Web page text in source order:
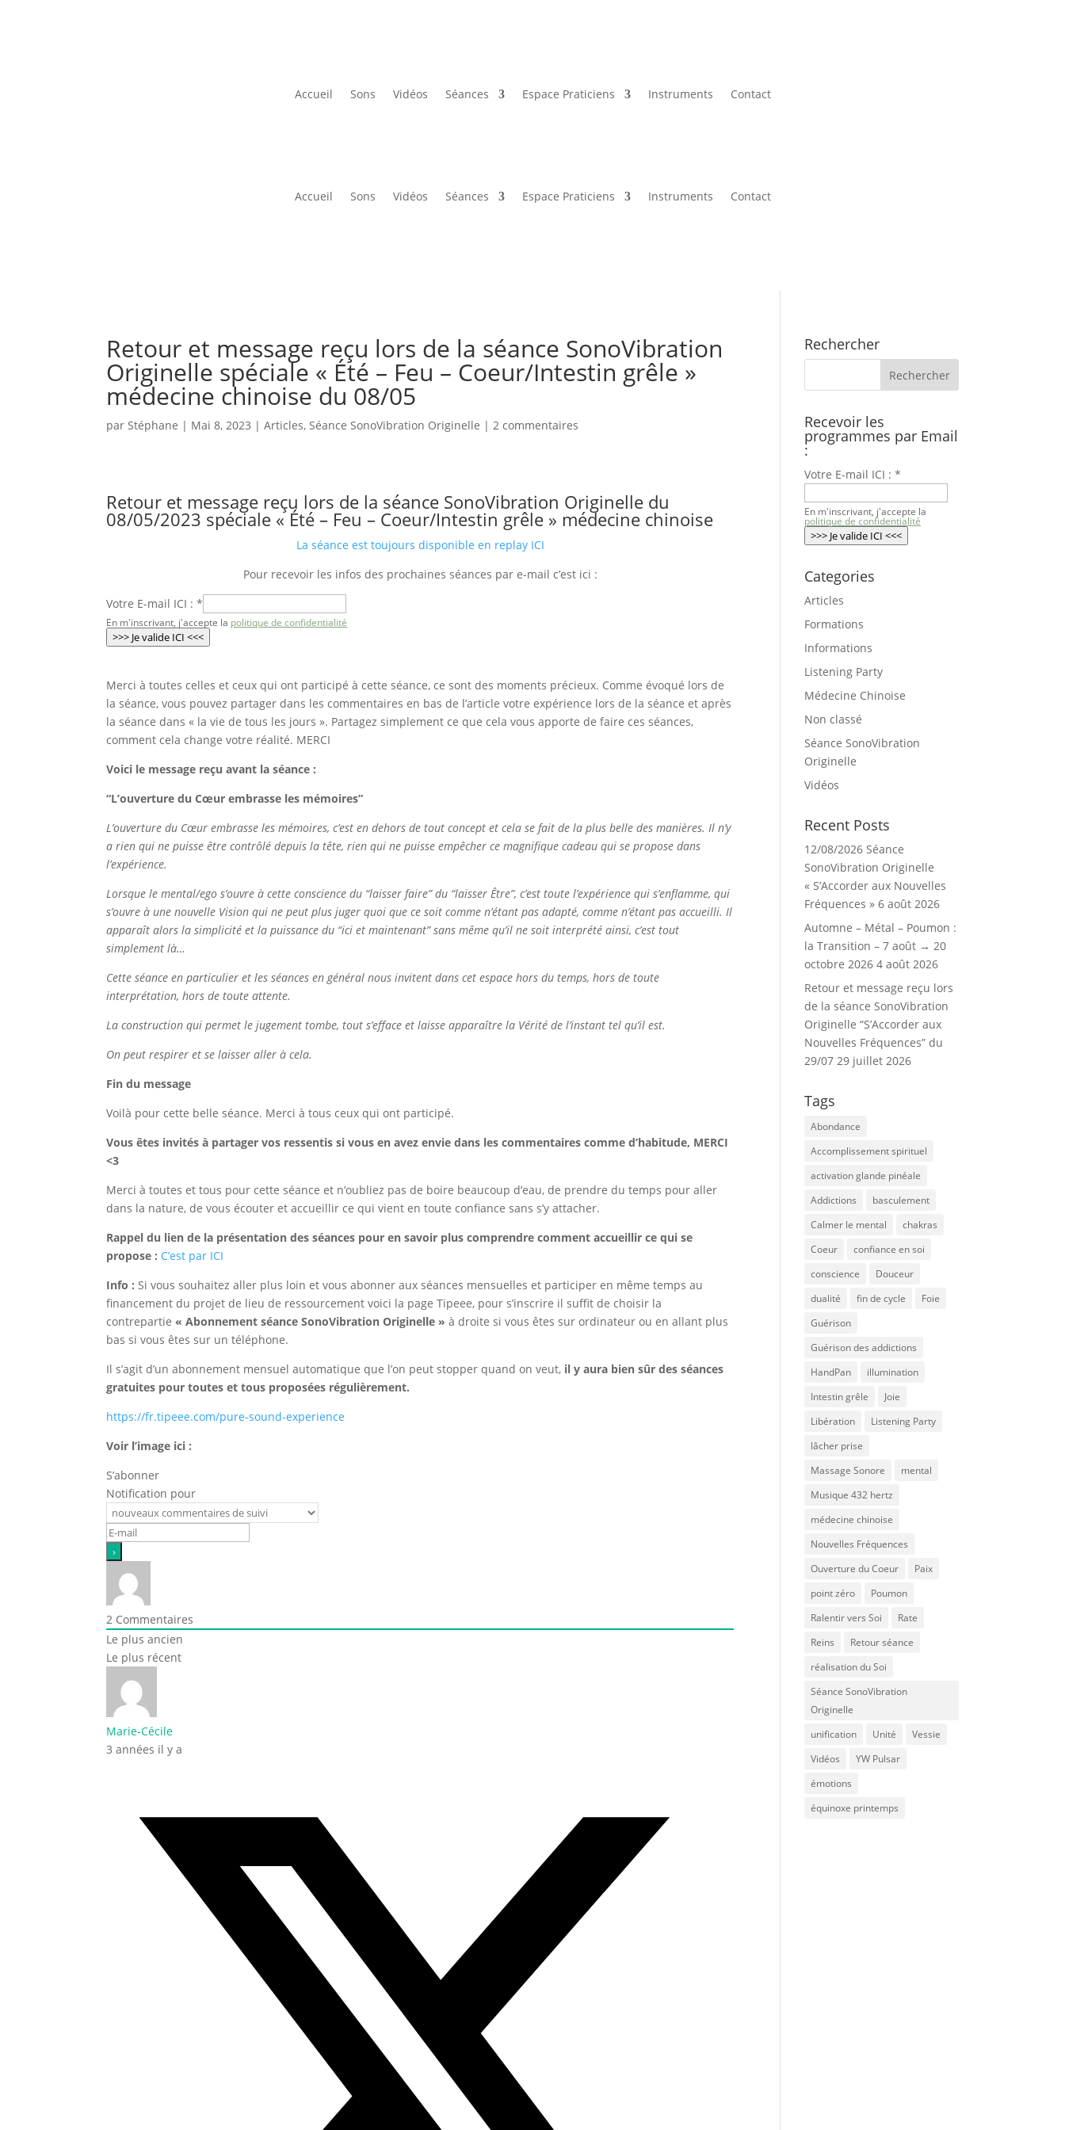
Accueil Sons Vidéos Séances Espace Praticiens Instruments Contact
Accueil Sons Vidéos Séances Espace Praticiens Instruments Contact
Retour et message reçu lors de la séance SonoVibration
Originelle spéciale « Été – Feu – Coeur/Intestin grêle »
médecine chinoise du 08/05
parStéphane | Mai 8, 2023 |Articles,Séance SonoVibration Originelle |2 commentaires
Retour et message reçu lors de la séance SonoVibration Originelle du
08/05/2023 spéciale « Été – Feu – Coeur/Intestin grêle » médecine chinoise
La séance est toujours disponible en replay ICI
Pour recevoir les infos des prochaines séances par e-mail c’est ici :
Votre E-mail ICI :*
En m'inscrivant, j'accepte la politique de confidentialité
>>> Je valide ICI <<<
Merci à toutes celles et ceux qui ont participé à cette séance, ce sont des moments précieux. Comme évoqué lors de
la séance, vous pouvez partager dans les commentaires en bas de l’article votre expérience lors de la séance et après
la séance dans « la vie de tous les jours ». Partagez simplement ce que cela vous apporte de faire ces séances,
comment cela change votre réalité. MERCI
Voici le message reçu avant la séance :
“L’ouverture du Cœur embrasse les mémoires”
L’ouverture du Cœur embrasse les mémoires, c’est en dehors de tout concept et cela se fait de la plus belle des manières. Il n’y
a rien qui ne puisse être contrôlé depuis la tête, rien qui ne puisse empêcher ce magnifique cadeau qui se propose dans
l’expérience.
Lorsque le mental/ego s’ouvre à cette conscience du “laisser faire” du “laisser Être”, c’est toute l’expérience qui s’enflamme, qui
s’ouvre à une nouvelle Vision qui ne peut plus juger quoi que ce soit comme n’étant pas adapté, comme n’étant pas accueilli. Il
apparaît alors la simplicité et la puissance du “ici et maintenant” sans même qu’il ne soit interprété ainsi, c’est tout
simplement là…
Cette séance en particulier et les séances en général nous invitent dans cet espace hors du temps, hors de toute
interprétation, hors de toute attente.
La construction qui permet le jugement tombe, tout s’efface et laisse apparaître la Vérité de l’instant tel qu’il est.
On peut respirer et se laisser aller à cela.
Fin du message
Voilà pour cette belle séance. Merci à tous ceux qui ont participé.
Vous êtes invités à partager vos ressentis si vous en avez envie dans les commentaires comme d’habitude, MERCI
<3
Merci à toutes et tous pour cette séance et n’oubliez pas de boire beaucoup d’eau, de prendre du temps pour aller
dans la nature, de vous écouter et accueillir ce qui vient en toute confiance sans s’y attacher.
Rappel du lien de la présentation des séances pour en savoir plus comprendre comment accueillir ce qui se
propose : C’est par ICI
Info : Si vous souhaitez aller plus loin et vous abonner aux séances mensuelles et participer en même temps au
financement du projet de lieu de ressourcement voici la page Tipeee, pour s’inscrire il suffit de choisir la
contrepartie « Abonnement séance SonoVibration Originelle » à droite si vous êtes sur ordinateur ou en allant plus
bas si vous êtes sur un téléphone.
Il s’agit d’un abonnement mensuel automatique que l’on peut stopper quand on veut, il y aura bien sûr des séances
gratuites pour toutes et tous proposées régulièrement.
https://fr.tipeee.com/pure-sound-experience
Voir l’image ici :
S’abonner
Notification pour
2 Commentaires
Le plus ancien
Le plus récent
Marie-Cécile
3 années il y a
Rechercher
Recevoir les
programmes par Email
:
Votre E-mail ICI :*
En m'inscrivant, j'accepte la
politique de confidentialité
>>> Je valide ICI <<<
Categories
Articles
Formations
Informations
Listening Party
Médecine Chinoise
Non classé
Séance SonoVibration
Originelle
Vidéos
Recent Posts
12/08/2026 Séance
SonoVibration Originelle
« S’Accorder aux Nouvelles
Fréquences » 6 août 2026
Automne – Métal – Poumon :
la Transition – 7 août → 20
octobre 2026 4 août 2026
Retour et message reçu lors
de la séance SonoVibration
Originelle “S’Accorder aux
Nouvelles Fréquences” du
29/07 29 juillet 2026
Tags
Abondance
Accomplissement spirituel
activation glande pinéale
Addictions
basculement
Calmer le mental
chakras
Coeur
confiance en soi
conscience
Douceur
dualité
fin de cycle
Foie
Guérison
Guérison des addictions
HandPan
illumination
Intestin grêle
Joie
Libération
Listening Party
lâcher prise
Massage Sonore
mental
Musique 432 hertz
médecine chinoise
Nouvelles Fréquences
Ouverture du Coeur
Paix
point zéro
Poumon
Ralentir vers Soi
Rate
Reins
Retour séance
réalisation du Soi
Séance SonoVibration
Originelle
unification
Unité
Vessie
Vidéos
YW Pulsar
émotions
équinoxe printemps